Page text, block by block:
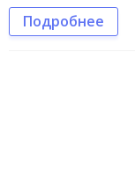
Подробнее